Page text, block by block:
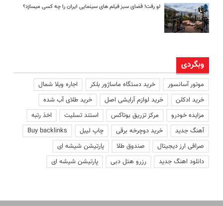
لو رفت! فضای سبز فیلم های سینمایی ایران را چه کسی میسازد؟
وبگردی
موتور آسانسور خرید دستگاه ماساژور بلکر
اجاره ویلا شمال
خرید ادکلن
خرید لوازم آرایشی اصل
خرید طلای آب شده
مزایده خودرو
مرکز تزریق بوتاکس استند تسلیت
اخذ رتبه
آهنگ جدید
خرید دوچرخه برقی چاپ لیبل
Buy backlinks
صرافی ارز دیجیتال
صندوق طلا
پارتیشن شیشه ای
دانلود اهنگ جدید
رزرو هتل دبی پارتیشن شیشه ای